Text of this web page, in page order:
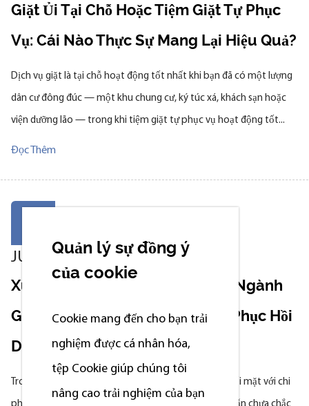
Giặt Ủi Tại Chỗ Hoặc Tiệm Giặt Tự Phục
Vụ: Cái Nào Thực Sự Mang Lại Hiệu Quả?
Dịch vụ giặt là tại chỗ hoạt động tốt nhất khi bạn đã có một lượng
dân cư đông đúc — một khu chung cư, ký túc xá, khách sạn hoặc
viện dưỡng lão — trong khi tiệm giặt tự phục vụ hoạt động tốt...
Đọc Thêm
JUL
Xu Hướng Phát Triển Mới Trong Ngành
Giặt Khô: Nâng Cấp Dịch Vụ Và Phục Hồi
Dựa Trên Công Nghệ
Trong những năm gần đây, các cửa hàng vật lý phải đối mặt với chi
Quản lý sự đồng ý
của cookie
Cookie mang đến cho bạn trải
nghiệm được cá nhân hóa,
tệp Сookie giúp chúng tôi
nâng cao trải nghiệm của bạn